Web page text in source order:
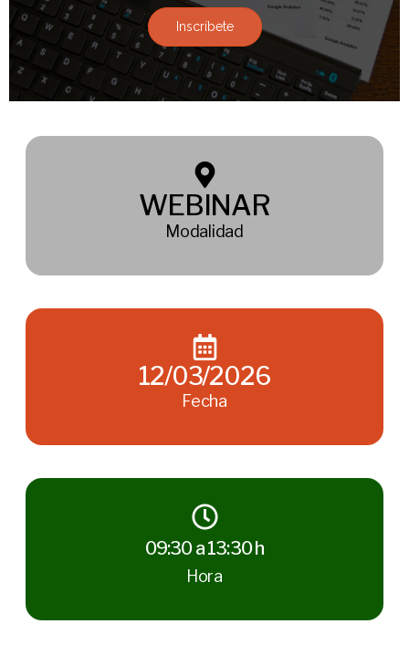
Inscríbete
WEBINAR
Modalidad
12/03/2026
Fecha
09:30 a 13:30 h
Hora